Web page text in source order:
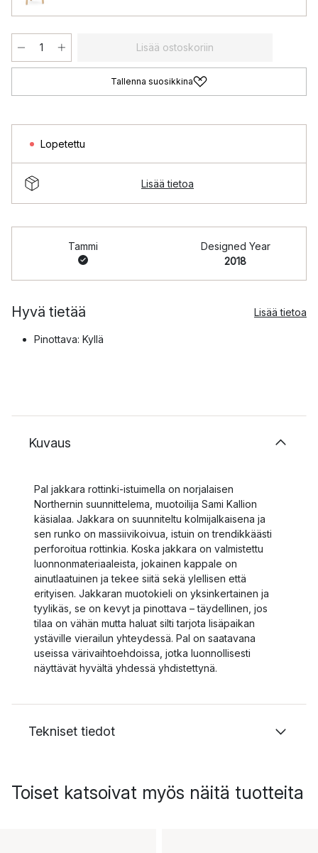
Lisää ostoskoriin
Tallenna suosikkina
Lopetettu
Lisää tietoa
Tammi
Designed Year
2018
Hyvä tietää Lisää tietoa
Pinottava: Kyllä
Kuvaus
Pal jakkara rottinki-istuimella on norjalaisen
Northernin suunnittelema, muotoilija Sami Kallion
käsialaa. Jakkara on suunniteltu kolmijalkaisena ja
sen runko on massiivikoivua, istuin on trendikkäästi
perforoitua rottinkia. Koska jakkara on valmistettu
luonnonmateriaaleista, jokainen kappale on
ainutlaatuinen ja tekee siitä sekä ylellisen että
erityisen. Jakkaran muotokieli on yksinkertainen ja
tyylikäs, se on kevyt ja pinottava – täydellinen, jos
tilaa on vähän mutta haluat silti tarjota lisäpaikan
ystäville vierailun yhteydessä. Pal on saatavana
useissa värivaihtoehdoissa, jotka luonnollisesti
näyttävät hyvältä yhdessä yhdistettynä.
Tekniset tiedot
Toiset katsoivat myös näitä tuotteita